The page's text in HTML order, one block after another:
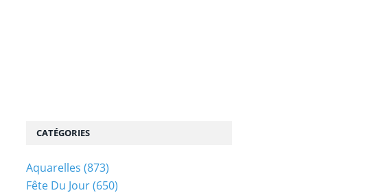
CATÉGORIES
Aquarelles (873)
Fête Du Jour(650)